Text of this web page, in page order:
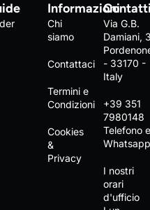
Informazioni
Chi
siamo
Contattaci
Termini e
Condizioni
Cookies
&
Privacy
Via G.B.
Damiani,
- 33170 -
Italy
+39 351
7980148
Telefono
I nostri
orari
d'ufficio